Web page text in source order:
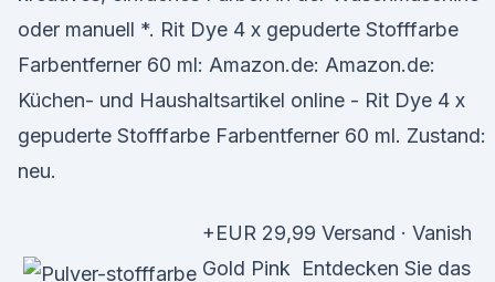
oder manuell *. Rit Dye 4 x gepuderte Stofffarbe
Farbentferner 60 ml: Amazon.de: Amazon.de:
Küchen- und Haushaltsartikel online - Rit Dye 4 x
gepuderte Stofffarbe Farbentferner 60 ml. Zustand:
neu.
+EUR 29,99 Versand · Vanish
Gold Pink Entdecken Sie das